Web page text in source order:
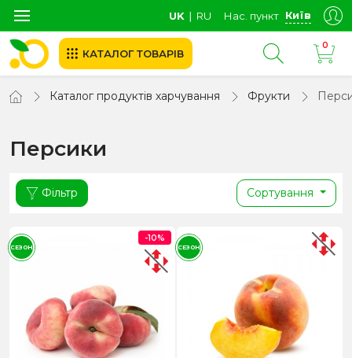
UK ∣ RU Нас. пункт Київ
КАТАЛОГ ТОВАРІВ
0
Каталог продуктів харчування Фрукти
Персики
Фільтр Сортування
-10%
СЕЗОН СЕЗОН